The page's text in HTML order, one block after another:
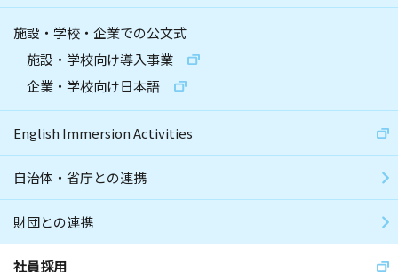
施設・学校・企業での公文式
施設・学校向け導入事業
企業・学校向け日本語
English Immersion Activities
自治体・省庁との連携
財団との連携
社員採用